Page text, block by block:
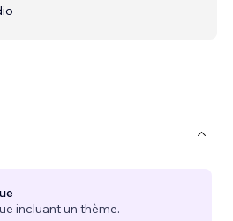
incluant un thème.